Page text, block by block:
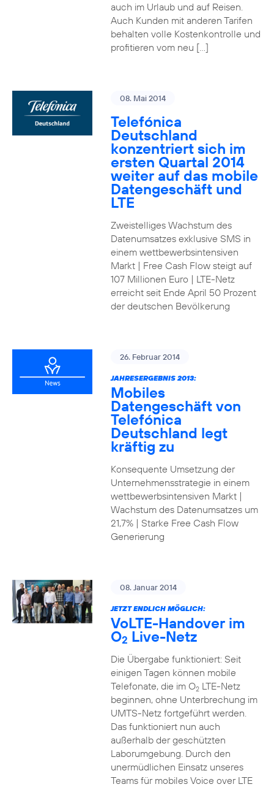
auch im Urlaub und auf Reisen.
Auch Kunden mit anderen Tarifen
behalten volle Kostenkontrolle und
profitieren vom neu […]
08. Mai 2014
Telefónica
Deutschland
konzentriert sich im
ersten Quartal 2014
weiter auf das mobile
Datengeschäft und
LTE
Zweistelliges Wachstum des
Datenumsatzes exklusive SMS in
einem wettbewerbsintensiven
Markt | Free Cash Flow steigt auf
107 Millionen Euro | LTE-Netz
erreicht seit Ende April 50 Prozent
der deutschen Bevölkerung
26. Februar 2014
JAHRESERGEBNIS 2013:
Mobiles
Datengeschäft von
Telefónica
Deutschland legt
kräftig zu
Konsequente Umsetzung der
Unternehmensstrategie in einem
wettbewerbsintensiven Markt |
Wachstum des Datenumsatzes um
21,7% | Starke Free Cash Flow
Generierung
08. Januar 2014
JETZT ENDLICH MÖGLICH:
VoLTE-Handover im
O2 Live-Netz
Die Übergabe funktioniert: Seit
einigen Tagen können mobile
Telefonate, die im O2LTE-Netz
beginnen, ohne Unterbrechung im
UMTS-Netz fortgeführt werden.
Das funktioniert nun auch
außerhalb der geschützten
Laborumgebung. Durch den
unermüdlichen Einsatz unseres
Teams für mobiles Voice over LTE